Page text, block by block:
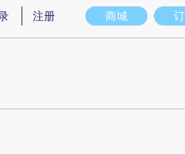
实意图存在偏差。不代表财新观点和立
商城
注册